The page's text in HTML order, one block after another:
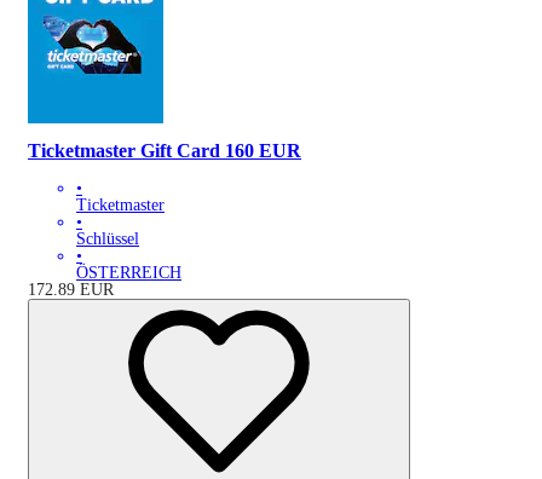
Ticketmaster Gift Card 160 EUR
•
Ticketmaster
•
Schlüssel
•
ÖSTERREICH
172.89 EUR